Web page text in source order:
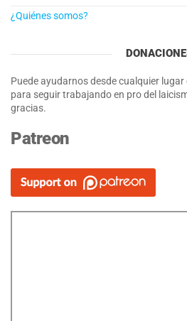
¿Quiénes somos?
Puede ayudarnos desde cualquier
para seguir trabajando en pro del
gracias.
Patreon